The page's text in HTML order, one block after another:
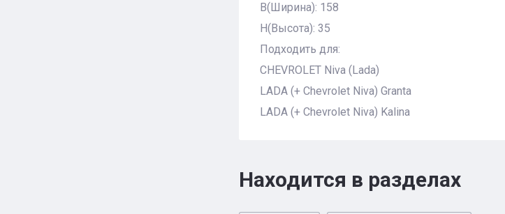
B(Ширина): 158
H(Высота): 35
Подходить для:
CHEVROLET Niva (Lada)
LADA (+ Chevrolet Niva) Granta
LADA (+ Chevrolet Niva) Kalina
Находится в разделах